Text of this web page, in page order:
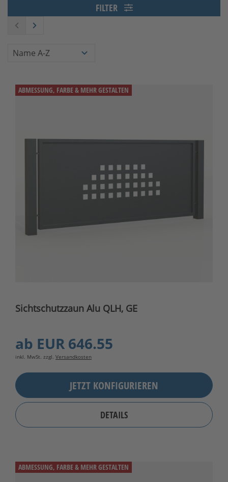
FILTER
ABMESSUNG, FARBE & MEHR GESTALTEN
Sichtschutzzaun Alu QLH, GE
ab EUR 646.55
inkl. MwSt. zzgl. Versandkosten
JETZT KONFIGURIEREN
DETAILS
ABMESSUNG, FARBE & MEHR GESTALTEN